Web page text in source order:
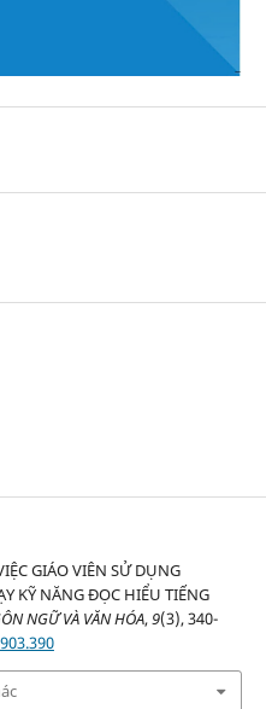
GIÁO VIÊN SỬ DỤNG
KỸ NĂNG ĐỌC HIỂU TIẾNG
NGỮ VÀ VĂN HÓA,9(3), 340-